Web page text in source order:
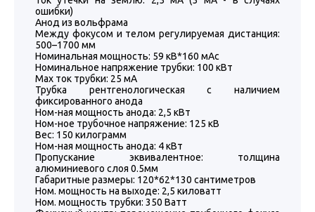
ошибки)
Анод из вольфрама
Между фокусом и телом регулируемая дистанция:
500–1700 мм
Номинальная мощность: 59 кВ*160 мАс
Номинальное напряжение трубки: 100 кВт
Max ток трубки: 25 мА
Трубка рентгенологическая с наличием
фиксированного анода
Ном-ная мощность анода: 2,5 кВт
Ном-ное трубочное напряжение: 125 кВ
Вес: 150 килограмм
Ном-ная мощность анода: 4 кВт
Пропускание эквивалентное: толщина
алюминиевого слоя 0.5мм
Габаритные размеры: 120*62*130 сантиметров
Ном. мощность на выходе: 2,5 киловатт
Ном. мощность трубки: 350 Ватт